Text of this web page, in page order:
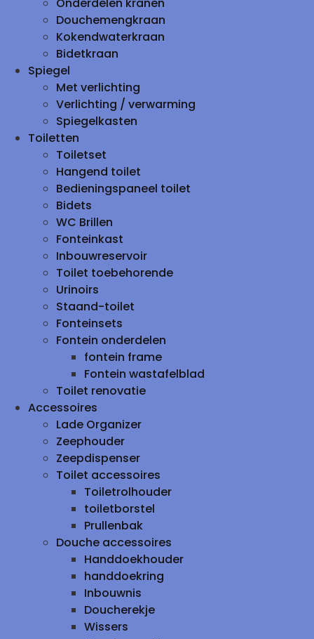
Douchemengkraan
Kokendwaterkraan
Bidetkraan
Spiegel
Met verlichting
Verlichting / verwarming
Spiegelkasten
Toiletten
Toiletset
Hangend toilet
Bedieningspaneel toilet
Bidets
WC Brillen
Fonteinkast
Inbouwreservoir
Toilet toebehorende
Urinoirs
Staand-toilet
Fonteinsets
Fontein onderdelen
fontein frame
Fontein wastafelblad
Toilet renovatie
Accessoires
Lade Organizer
Zeephouder
Zeepdispenser
Toilet accessoires
Toiletrolhouder
toiletborstel
Prullenbak
Douche accessoires
Handdoekhouder
handdoekring
Inbouwnis
Doucherekje
Wissers